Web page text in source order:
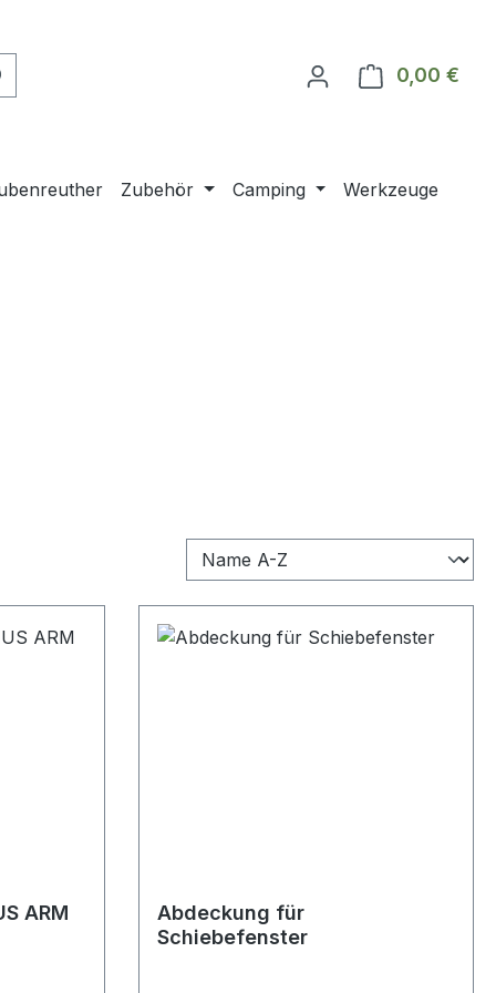
0,00 €
Zubehör Camping
Werkzeuge
ARM
Abdeckung für
Schiebefenster